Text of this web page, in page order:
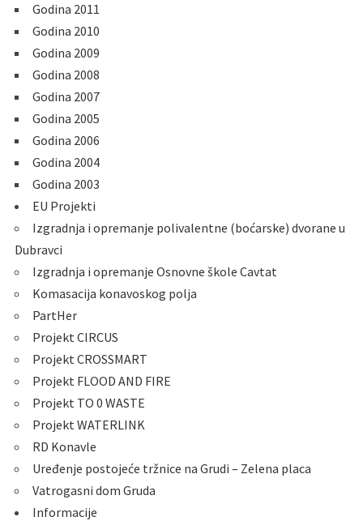
Godina 2011
Godina 2010
Godina 2009
Godina 2008
Godina 2007
Godina 2005
Godina 2006
Godina 2004
Godina 2003
EU Projekti
Izgradnja i opremanje polivalentne (boćarske) dvorane u
Dubravci
Izgradnja i opremanje Osnovne škole Cavtat
Komasacija konavoskog polja
PartHer
Projekt CIRCUS
Projekt CROSSMART
Projekt FLOOD AND FIRE
Projekt TO 0 WASTE
Projekt WATERLINK
RD Konavle
Uređenje postojeće tržnice na Grudi – Zelena placa
Vatrogasni dom Gruda
Informacije